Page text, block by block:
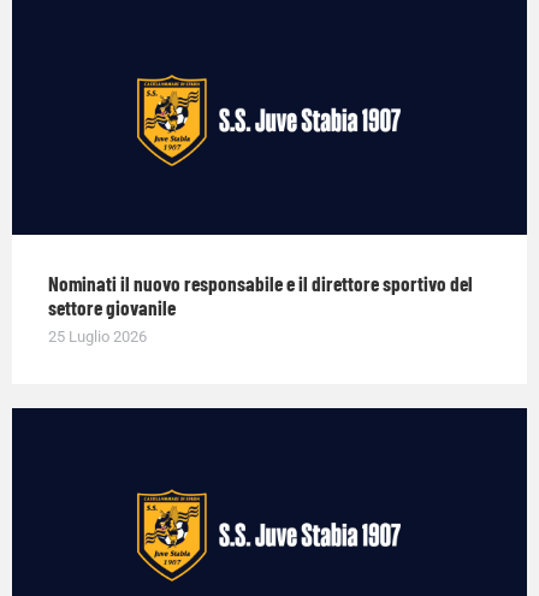
Nominati il nuovo responsabile e il direttore sportivo del
settore giovanile
25 Luglio 2026